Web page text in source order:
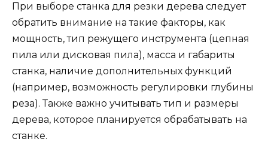
При выборе станка для резки дерева следует
обратить внимание на такие факторы, как
мощность, тип режущего инструмента (цепная
пила или дисковая пила), масса и габариты
станка, наличие дополнительных функций
(например, возможность регулировки глубины
реза). Также важно учитывать тип и размеры
дерева, которое планируется обрабатывать на
станке.